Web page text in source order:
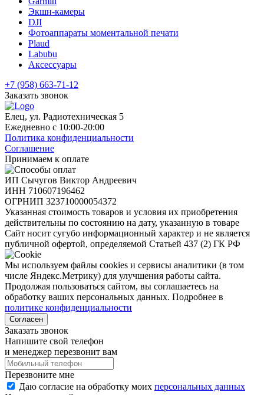
Экшн-камеры
DJI
Фотоаппараты моментальной печати
Plaud
Labubu
Аксессуары
+7 (958) 663-71-12
Заказать звонок
Елец, ул. Радиотехническая 5
Ежедневно с 10:00-20:00
Политика конфиденциальности
Соглашение
Принимаем к оплате
ИП Сычугов Виктор Андреевич
ИНН 710607196462
ОГРНИП 323710000054372
Указанная стоимость товаров и условия их приобретения
действительны по состоянию на дату, указанную в товаре
Сайт носит сугубо информационный характер и не является
публичной офертой, определяемой Статьей 437 (2) ГК РФ
Мы используем файлы cookies и сервисы аналитики (в том
числе Яндекс.Метрику) для улучшения работы сайта.
Продолжая пользоваться сайтом, вы соглашаетесь на
обработку ваших персональных данных. Подробнее в
политике конфиденциальности
Согласен
Заказать звонок
Напишите свой телефон
и менеджер перезвонит вам
Перезвоните мне
Даю согласие на обработку моих персональных данных